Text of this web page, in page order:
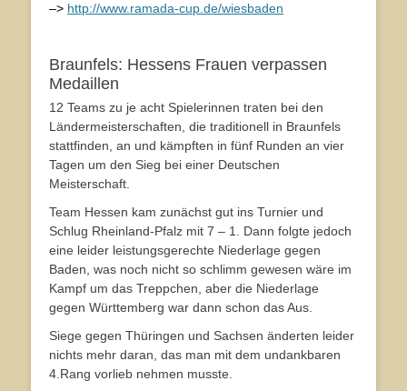
–> http://www.ramada-cup.de/wiesbaden
Braunfels: Hessens Frauen verpassen
Medaillen
12 Teams zu je acht Spielerinnen traten bei den
Ländermeisterschaften, die traditionell in Braunfels
stattfinden, an und kämpften in fünf Runden an vier
Tagen um den Sieg bei einer Deutschen
Meisterschaft.
Team Hessen kam zunächst gut ins Turnier und
Schlug Rheinland-Pfalz mit 7 – 1. Dann folgte jedoch
eine leider leistungsgerechte Niederlage gegen
Baden, was noch nicht so schlimm gewesen wäre im
Kampf um das Treppchen, aber die Niederlage
gegen Württemberg war dann schon das Aus.
Siege gegen Thüringen und Sachsen änderten leider
nichts mehr daran, das man mit dem undankbaren
4.Rang vorlieb nehmen musste.